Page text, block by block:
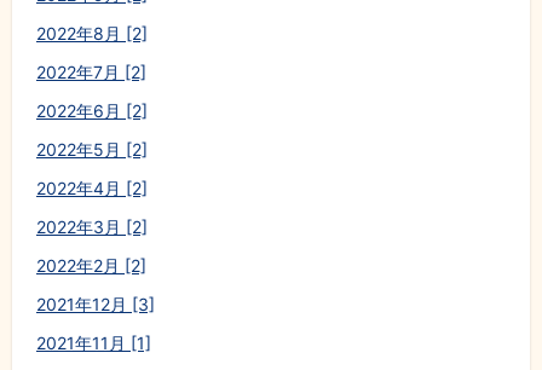
2022年8月 [2]
2022年7月 [2]
2022年6月 [2]
2022年5月 [2]
2022年4月 [2]
2022年3月 [2]
2022年2月 [2]
2021年12月 [3]
2021年11月 [1]